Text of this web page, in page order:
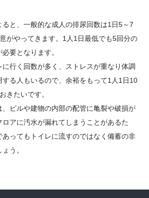
ると、一般的な成人の排尿回数は1日5～7
がやってきます。1人1日最低でも5回分の
要となります。
に行く回数が多く、ストレスが重なり体調
する人もいるので、余裕をもって1人1日10
きたいです。
、ビルや建物の内部の配管に亀裂や破損が
アに汚水が漏れてしまうことがあるた
ってもトイレに流すのではなく備蓄の非
う。